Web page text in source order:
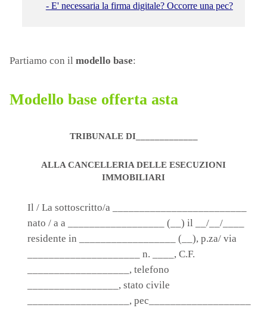
- E' necessaria la firma digitale? Occorre una pec?
Partiamo con il modello base:
Modello base offerta asta
TRIBUNALE DI_____________
ALLA CANCELLERIA DELLE ESECUZIONI
IMMOBILIARI
Il / La sottoscritto/a _________________________
nato / a a __________________ (__) il __/__/____
residente in __________________ (__), p.za/ via
_____________________ n. ____, C.F.
___________________, telefono
_________________, stato civile
___________________, pec___________________